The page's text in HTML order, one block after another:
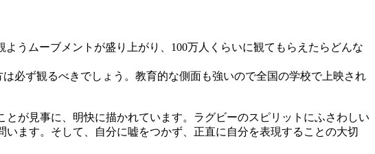
うムーブメントが盛り上がり、100万人くらいに観てもらえたらどんな
必ず観るべきでしょう。教育的な側面も強いので全国の学校で上映され
が見事に、明快に描かれています。ラグビーのスピリットにふさわしい
ます。そして、自分に嘘をつかず、正直に自分を表現することの大切